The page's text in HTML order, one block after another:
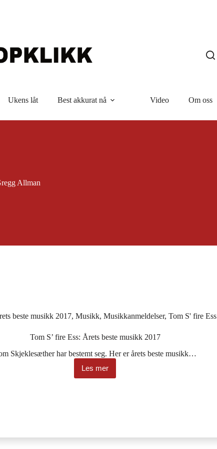
Ukens låt Best akkurat nå Video Om oss
Allman
beste musikk 2017,Musikk,Musikkanmeldelser,Tom S' fire Ess
Tom S’ fire Ess: Årets beste musikk 2017
Skjeklesæther har bestemt seg. Her er årets beste musikk…
Les mer
Tom
S’